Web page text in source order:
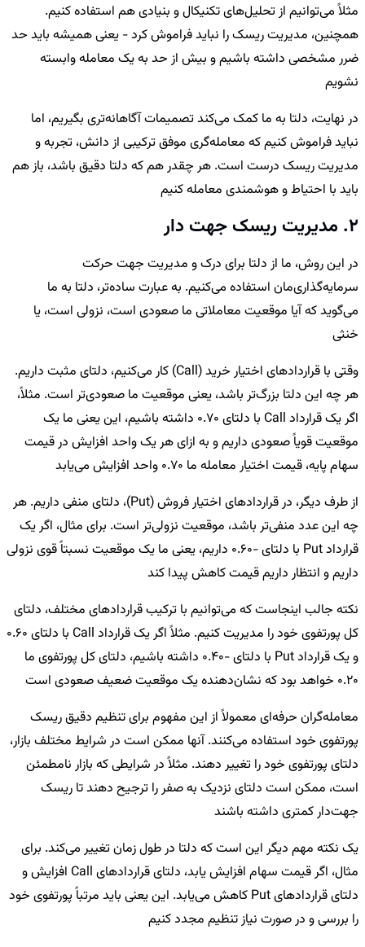
مثلاً می‌توانیم از تحلیل‌های تکنیکال و بنیادی هم استفاده کنیم.
همچنین، مدیریت ریسک را نباید فراموش کرد - یعنی همیشه باید حد
ضرر مشخصی داشته باشیم و بیش از حد به یک معامله وابسته
نشویم
در نهایت، دلتا به ما کمک می‌کند تصمیمات آگاهانه‌تری بگیریم، اما
نباید فراموش کنیم که معامله‌گری موفق ترکیبی از دانش، تجربه و
مدیریت ریسک درست است. هر چقدر هم که دلتا دقیق باشد، باز هم
باید با احتیاط و هوشمندی معامله کنیم
2. مدیریت ریسک جهت دار
در این روش، ما از دلتا برای درک و مدیریت جهت حرکت
سرمایه‌گذاری‌مان استفاده می‌کنیم. به عبارت ساده‌تر، دلتا به ما
می‌گوید که آیا موقعیت معاملاتی ما صعودی است، نزولی است، یا
خنثی
وقتی با قراردادهای اختیار خرید (Call) کار می‌کنیم، دلتای مثبت داریم.
هر چه این دلتا بزرگ‌تر باشد، یعنی موقعیت ما صعودی‌تر است. مثلاً،
اگر یک قرارداد Call با دلتای 0.70 داشته باشیم، این یعنی ما یک
موقعیت قویاً صعودی داریم و به ازای هر یک واحد افزایش در قیمت
سهام پایه، قیمت اختیار معامله ما 0.70 واحد افزایش می‌یابد
از طرف دیگر، در قراردادهای اختیار فروش (Put)، دلتای منفی داریم. هر
چه این عدد منفی‌تر باشد، موقعیت نزولی‌تر است. برای مثال، اگر یک
قرارداد Put با دلتای -0.60 داریم، یعنی ما یک موقعیت نسبتاً قوی نزولی
داریم و انتظار داریم قیمت کاهش پیدا کند
نکته جالب اینجاست که می‌توانیم با ترکیب قراردادهای مختلف، دلتای
کل پورتفوی خود را مدیریت کنیم. مثلاً اگر یک قرارداد Call با دلتای 0.60
و یک قرارداد Put با دلتای -0.40 داشته باشیم، دلتای کل پورتفوی ما
0.20 خواهد بود که نشان‌دهنده یک موقعیت ضعیف صعودی است
معامله‌گران حرفه‌ای معمولاً از این مفهوم برای تنظیم دقیق ریسک
پورتفوی خود استفاده می‌کنند. آنها ممکن است در شرایط مختلف بازار،
دلتای پورتفوی خود را تغییر دهند. مثلاً در شرایطی که بازار نامطمئن
است، ممکن است دلتای نزدیک به صفر را ترجیح دهند تا ریسک
جهت‌دار کمتری داشته باشند
یک نکته مهم دیگر این است که دلتا در طول زمان تغییر می‌کند. برای
مثال، اگر قیمت سهام افزایش یابد، دلتای قراردادهای Call افزایش و
دلتای قراردادهای Put کاهش می‌یابد. این یعنی باید مرتباً پورتفوی خود
را بررسی و در صورت نیاز تنظیم مجدد کنیم